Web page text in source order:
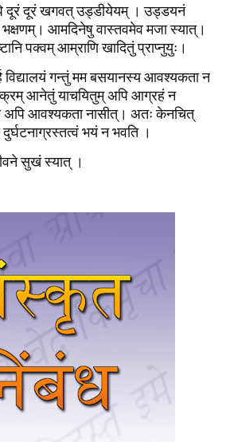
दूरं दूरं खगवत् उड्डीयेयम् । उड्डयनं
भक्षणम्। आमदिनेषु वास्तवमेव मजा स्यात्।
पक्वम् आम्राणि खादितुं प्राप्नुयुः।
विद्यालयं गन्तुं मम बसयानस्य आवश्यकता न
आनेतुं याचयितुम् अपि आग्रहं न
अपि आवश्यकता नासीत्। अतः केनचित्
भयं न भवति ।
सुखं स्यात् ।